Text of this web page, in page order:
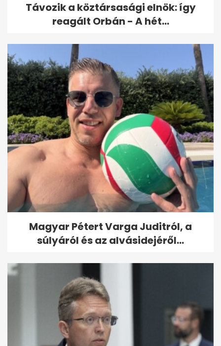
Távozik a köztársasági elnök: így
reagált Orbán - A hét...
Magyar Pétert Varga Juditról, a
súlyáról és az alvásidejéről...